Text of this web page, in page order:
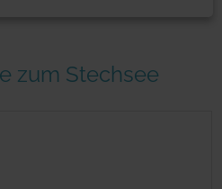
zum Stechsee